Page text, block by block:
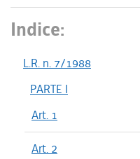
Indice:
L.R. n. 7/1988
PARTE I
Art. 1
Art. 2